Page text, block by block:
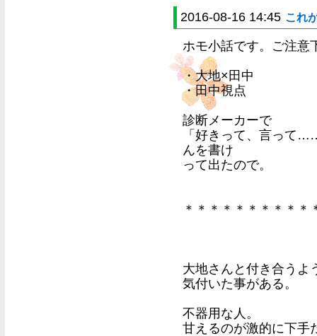
2016-08-16 14:45 これ
ホモ小話です。ご注意
・大地×田中
・田中視点
診断メーカーで
「好きって、言って
んを書け
って出たので。
＊＊＊＊＊＊＊＊＊＊
大地さんと付き合うよ
気付いた事がある。
不器用な人。
甘えるのが激的に下手